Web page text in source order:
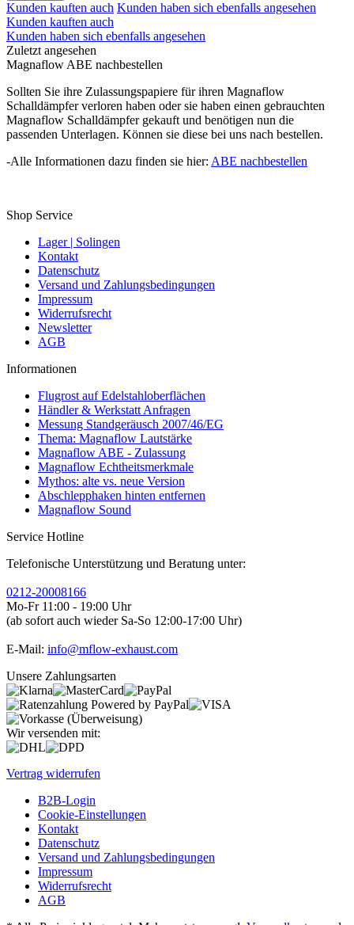
Kunden kauften auch Kunden haben sich ebenfalls angesehen
Kunden kauften auch
Kunden haben sich ebenfalls angesehen
Zuletzt angesehen
Magnaflow ABE nachbestellen
Sollten Sie ihre Zulassungspapiere für ihren Magnaflow
Schalldämpfer verloren haben oder sie haben einen gebrauchten
Magnaflow Schalldämpfer gekauft und benötigen nun die
passenden Unterlagen. Können sie diese bei uns nach bestellen.
-Alle Informationen dazu finden sie hier: ABE nachbestellen
Shop Service
Lager | Solingen
Kontakt
Datenschutz
Versand und Zahlungsbedingungen
Impressum
Widerrufsrecht
Newsletter
AGB
Informationen
Flugrost auf Edelstahloberflächen
Händler & Werkstatt Anfragen
Messung Standgeräusch 2007/46/EG
Thema: Magnaflow Lautstärke
Magnaflow ABE - Zulassung
Magnaflow Echtheitsmerkmale
Mythos: alte vs. neue Version
Abschlepphaken hinten entfernen
Magnaflow Sound
Service Hotline
Telefonische Unterstützung und Beratung unter:
0212-20008166
Mo-Fr 11:00 - 19:00 Uhr
(ab sofort auch wieder Sa-So 12:00-17:00 Uhr)
E-Mail: info@mflow-exhaust.com
Unsere Zahlungsarten
Wir versenden mit:
Vertrag widerrufen
B2B-Login
Cookie-Einstellungen
Kontakt
Datenschutz
Versand und Zahlungsbedingungen
Impressum
Widerrufsrecht
AGB